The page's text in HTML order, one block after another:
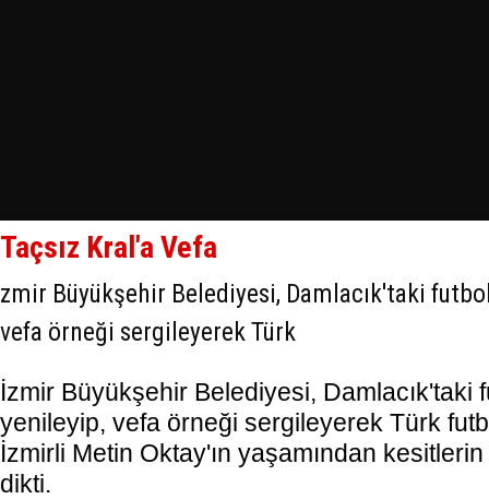
Taçsız Kral'a Vefa
zmir Büyükşehir Belediyesi, Damlacık'taki
vefa örneği sergileyerek Türk
İzmir Büyükşehir Belediyesi, Damlacık'taki
yenileyip, vefa örneği sergileyerek Türk
İzmirli Metin Oktay'ın yaşamından kesitlerin
dikti.